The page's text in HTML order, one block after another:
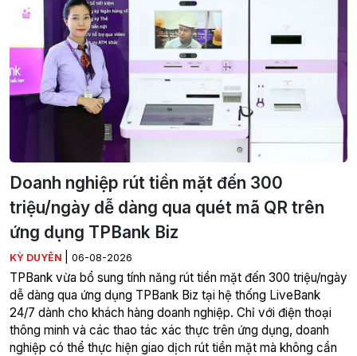
Doanh nghiệp rút tiền mặt đến 300
triệu/ngày dễ dàng qua quét mã QR trên
ứng dụng TPBank Biz
KỲ DUYÊN 06-08-2026
TPBank vừa bổ sung tính năng rút tiền mặt đến 300 triệu/ngày
dễ dàng qua ứng dụng TPBank Biz tại hệ thống LiveBank
24/7 dành cho khách hàng doanh nghiệp. Chỉ với điện thoại
thông minh và các thao tác xác thực trên ứng dụng, doanh
nghiệp có thể thực hiện giao dịch rút tiền mặt mà không cần